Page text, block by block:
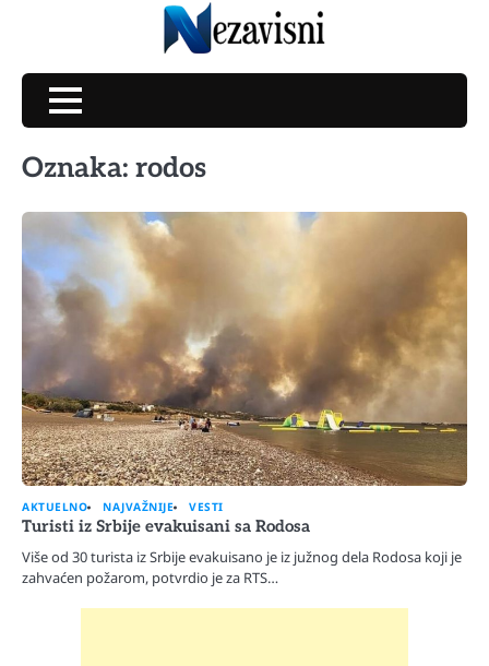
Oznaka: rodos
AKTUELNO NAJVAŽNIJE VESTI
Turisti iz Srbije evakuisani sa Rodosa
Više od 30 turista iz Srbije evakuisano je iz južnog dela Rodosa koji je
zahvaćen požarom, potvrdio je za RTS…